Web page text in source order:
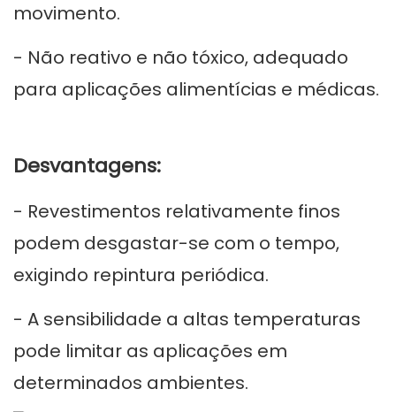
movimento.
- Não reativo e não tóxico, adequado
para aplicações alimentícias e médicas.
Desvantagens:
- Revestimentos relativamente finos
podem desgastar-se com o tempo,
exigindo repintura periódica.
- A sensibilidade a altas temperaturas
pode limitar as aplicações em
determinados ambientes.